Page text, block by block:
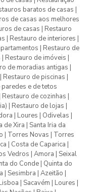
baratos de casas |
de casas aos melhores
de casas | Restauro
| Restauro de interiores |
| Restauro de
Restauro de imóveis |
de moradias antigas |
de piscinas |
e de tetos
de cozinhas |
| Restauro de lojas |
| Loures | Odivelas |
de Xira | Santa Iria da
| Torres Novas | Torres
| Costa de Caparica |
Vedros | Amora | Seixal
do Conde | Quinta do
| Sesimbra | Azeitão |
| Sacavém | Loures |